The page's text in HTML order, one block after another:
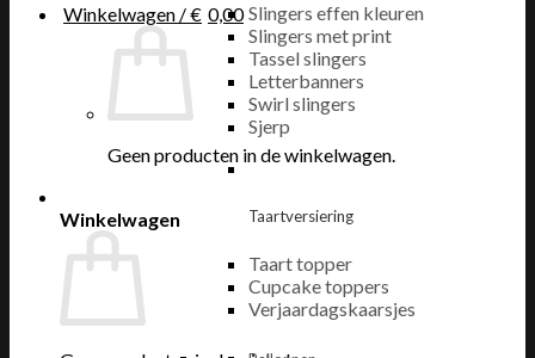
Winkelwagen /€ 0,00
Geen producten in de winkelwagen.
Winkelwagen
Slingers effen kleuren
Slingers met print
Tassel slingers
Letterbanners
Swirl slingers
Sjerp
Taartversiering
Taart topper
Cupcake toppers
Verjaardagskaarsjes